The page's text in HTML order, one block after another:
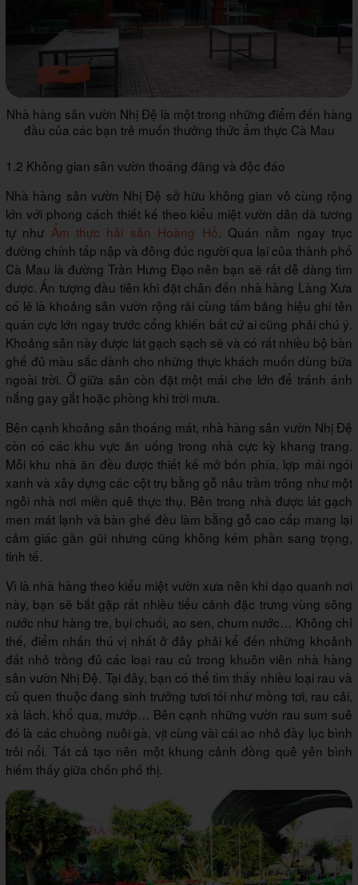
Nhà hàng sân vườn Nhị Đệ là một trong những điểm đến hàng
đầu của các bạn trẻ muốn thưởng thức ẩm thực Cà Mau
1.2 Không gian sân vườn thoáng đãng và độc đáo
Nhà hàng sân vườn Nhị Đệ sở hữu không gian vô cùng rộng
lớn với phong cách thiết kế theo kiểu miệt vườn dân dã tương
tự như Ẩm thực hải sản Hoàng Hổ. Quán nằm ngay trục
đường chính tấp nập và đông đúc người qua lại của thành phố
Cà Mau là đường Trần Hưng Đạo nên bạn sẽ rất dễ dàng tìm
được. Ấn tượng đầu tiên khi đặt chân đến nhà hàng Làng Xưa
có lẽ là khoảng sân vườn rộng rãi cùng tấm bảng hiệu ghi tên
quán cực lớn ngay trước cổng khiến bất cứ ai cũng phải chú ý.
Khoảng sân này được lát gạch sạch sẽ và có rất nhiều bộ bàn
ghế đủ màu sắc dành cho những thực khách muốn dùng bữa
ngoài trời. Ở giữa sân còn đặt một mái che lớn để tránh ánh
nắng gay gắt hoặc phòng khi trời mưa.
Bên cạnh khoảng sân thoáng mát, nhà hàng sân vườn Nhị Đệ
còn có các khu vực ăn uống trong nhà cực kỳ khang trang.
Mỗi khu nhà ăn đều được thiết kế mở bốn phía, lợp mái ngói
xanh và xây dựng các cột trụ bằng gỗ nâu trầm trông như một
ngôi nhà nơi miền quê thực thụ. Bên trong nhà được lát gạch
men mát lạnh và bàn ghế đều làm bằng gỗ cao cấp mang lại
cảm giác gần gũi nhưng cũng không kém phần sang trọng,
tinh tế.
Vì là nhà hàng theo kiểu miệt vườn xưa nên khi dạo quanh nơi
này, bạn sẽ bắt gặp rất nhiều tiểu cảnh đặc trưng vùng sông
nước như hàng tre, bụi chuối, ao sen, chum nước… Không chỉ
thế, điểm nhấn thú vị nhất ở đây phải kể đến những khoảnh
đất nhỏ trồng đủ các loại rau củ trong khuôn viên nhà hàng
sân vườn Nhị Đệ. Tại đây, bạn có thể tìm thấy nhiều loại rau và
củ quen thuộc đang sinh trưởng tươi tối như mồng tơi, rau cải,
xà lách, khổ qua, mướp… Bên cạnh những vườn rau sum suê
đó là các chuồng nuôi gà, vịt cùng vài cái ao nhỏ đầy lục bình
trôi nổi. Tất cả tạo nên một khung cảnh đồng quê yên bình
hiếm thấy giữa chốn phố thị.